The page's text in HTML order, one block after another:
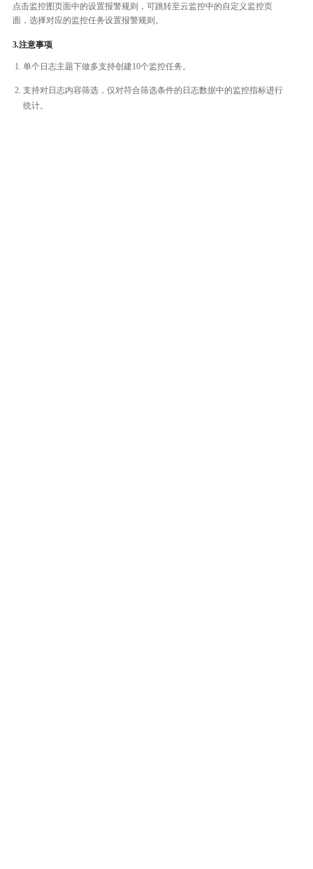
点击监控图页面中的设置报警规则，可跳转至云监控中的自定义监控页
面，选择对应的监控任务设置报警规则。
3.注意事项
单个日志主题下做多支持创建10个监控任务。
支持对日志内容筛选，仅对符合筛选条件的日志数据中的监控指标进行
统计。